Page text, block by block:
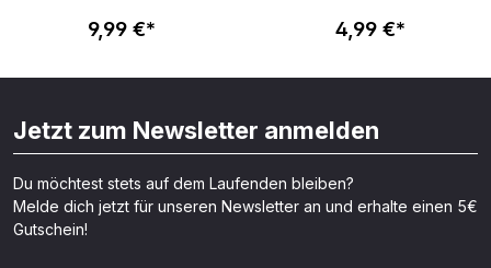
9,99 €* 4,99 €*
Jetzt zum Newsletter anmelden
Du möchtest stets auf dem Laufenden bleiben?
Melde dich jetzt für unseren Newsletter an und erhalte einen 5€
Gutschein!